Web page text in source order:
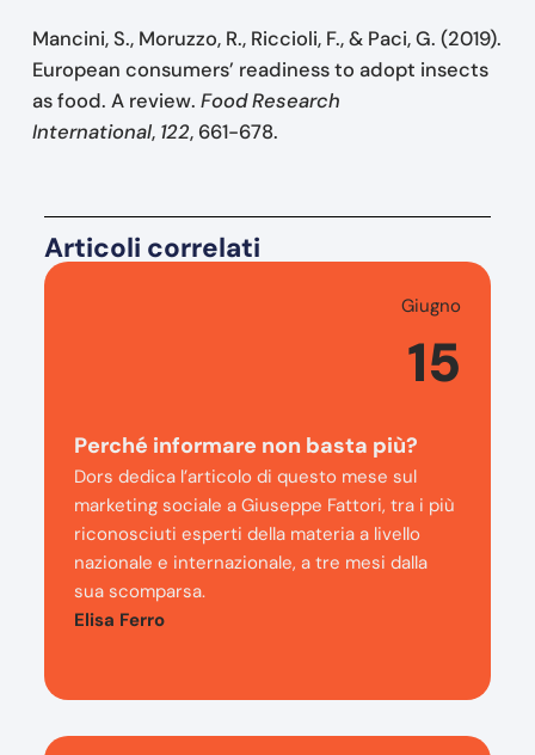
Mancini, S., Moruzzo, R., Riccioli, F., & Paci, G. (2019).
European consumers’ readiness to adopt insects
as food. A review. Food Research
International, 122, 661-678.
Articoli correlati
Giugno
15
Perché informare non basta più?
Dors dedica l’articolo di questo mese sul
marketing sociale a Giuseppe Fattori, tra i più
riconosciuti esperti della materia a livello
nazionale e internazionale, a tre mesi dalla
sua scomparsa.
Elisa Ferro